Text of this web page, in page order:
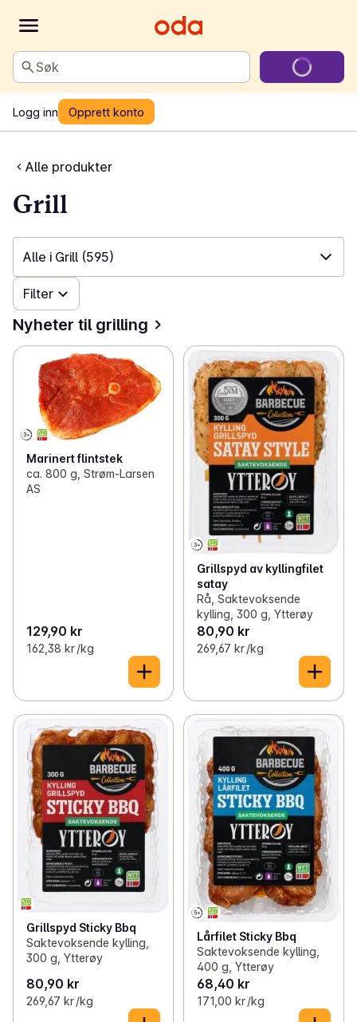
Søk
Logg inn Opprett konto
Alle produkter
Grill
Alle i Grill (595)
✓ Alle i Grill
✓ Nyheter til grilling (63)
Kjøtt, fisk og vegetar på grillen (187)
Frukt og grønt på grillen (32)
✓ Hamburgerbrød og lomper (25)
✓ Pizza på grillen (26)
✓ Grillkull og utstyr
Filter
Nyheter til grilling
Marinert flintstek
ca. 800 g, Strøm-Larsen
AS
129,90 kr
162,38 kr /kg
Grillspyd av kyllingfilet
satay
Rå, Saktevoksende
kylling, 300 g, Ytterøy
80,90 kr
269,67 kr /kg
Grillspyd Sticky Bbq
Saktevoksende kylling,
300 g, Ytterøy
80,90 kr
269,67 kr /kg
Lårfilet Sticky Bbq
Saktevoksende kylling,
400 g, Ytterøy
68,40 kr
171,00 kr /kg